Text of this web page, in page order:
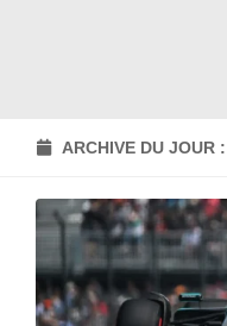
ARCHIVE DU JOUR :